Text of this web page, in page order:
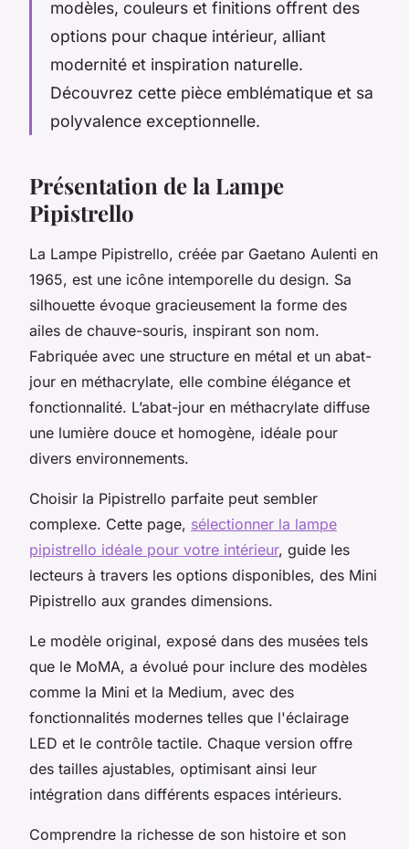
modèles, couleurs et finitions offrent des
options pour chaque intérieur, alliant
modernité et inspiration naturelle.
Découvrez cette pièce emblématique et sa
polyvalence exceptionnelle.
Présentation de la Lampe
Pipistrello
La Lampe Pipistrello, créée par Gaetano Aulenti en
1965, est une icône intemporelle du design. Sa
silhouette évoque gracieusement la forme des
ailes de chauve-souris, inspirant son nom.
Fabriquée avec une structure en métal et un abat-
jour en méthacrylate, elle combine élégance et
fonctionnalité. L’abat-jour en méthacrylate diffuse
une lumière douce et homogène, idéale pour
divers environnements.
Choisir la Pipistrello parfaite peut sembler
complexe. Cette page, sélectionner la lampe
pipistrello idéale pour votre intérieur, guide les
lecteurs à travers les options disponibles, des Mini
Pipistrello aux grandes dimensions.
Le modèle original, exposé dans des musées tels
que le MoMA, a évolué pour inclure des modèles
comme la Mini et la Medium, avec des
fonctionnalités modernes telles que l'éclairage
LED et le contrôle tactile. Chaque version offre
des tailles ajustables, optimisant ainsi leur
intégration dans différents espaces intérieurs.
Comprendre la richesse de son histoire et son